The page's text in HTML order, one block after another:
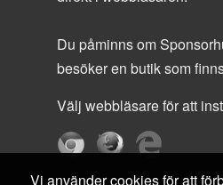
Du påminns om
besöker en butik som
Välj webbläsare för att
Vi använder cookies för att